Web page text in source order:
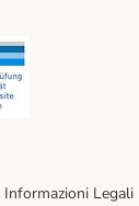
Informazioni Legali